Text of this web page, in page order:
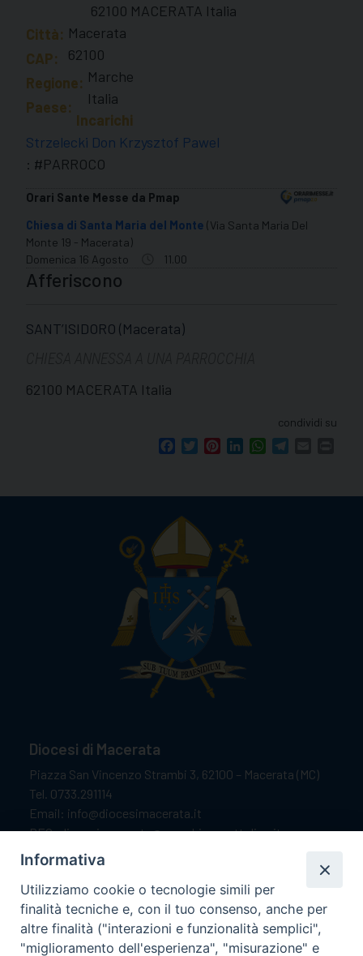
62100 MACERATA Italia
Città: Macerata
CAP:
62100
Regione: Marche
Paese:
Italia
Incarichi
Strzelecki Don Krzysztof Pawel
: #PARROCO
Orari Sante Messe da Pmap
Chiesa di Santa Maria del Monte (Via Santa Maria Del
Monte 19 - Macerata)
Domenica 16 Agosto
11.00
Afferiscono
SANT’ISIDORO (Macerata)
62100 MACERATA Italia
condividi su
FacebookTwitterPinterestLinkedInWhatsApp
Diocesi di Macerata
Piazza San Vincenzo Strambi 3, 62100 – Macerata (MC)
Tel. 0733.291114
Email: info@diocesimacerata.it
PEC: diocesimacerata@pec.chiesacattolica.it
Comunicazioni urgenti WhatsApp:
Orari di apertura
Dal lunedì al sabato dalle 9.30 alle 12.00.
Informativa
Utilizziamo cookie o tecnologie simili per
finalità tecniche e, con il tuo consenso, anche per
altre finalità ("interazioni e funzionalità semplici",
"miglioramento dell'esperienza", "misurazione" e